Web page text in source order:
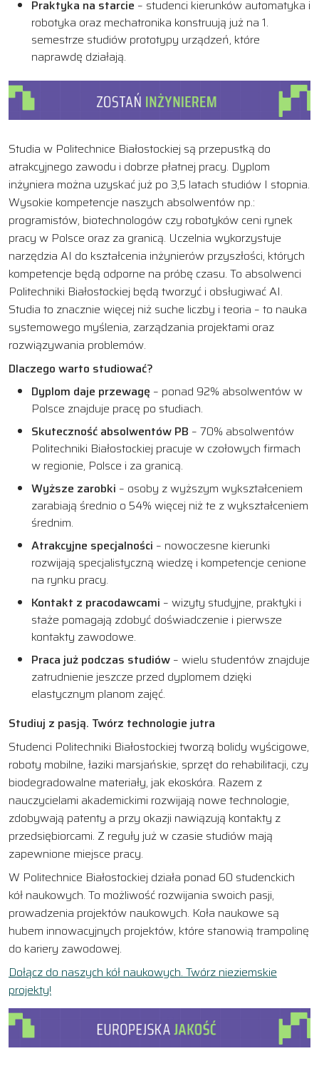
Praktyka na starcie – studenci kierunków automatyka i
robotyka oraz mechatronika konstruują już na 1.
semestrze studiów prototypy urządzeń, które
naprawdę działają.
Studia w Politechnice Białostockiej są przepustką do
atrakcyjnego zawodu i dobrze płatnej pracy. Dyplom
inżyniera można uzyskać już po 3,5 latach studiów I stopnia.
Wysokie kompetencje naszych absolwentów np.:
programistów, biotechnologów czy robotyków ceni rynek
pracy w Polsce oraz za granicą. Uczelnia wykorzystuje
narzędzia AI do kształcenia inżynierów przyszłości, których
kompetencje będą odporne na próbę czasu. To absolwenci
Politechniki Białostockiej będą tworzyć i obsługiwać AI.
Studia to znacznie więcej niż suche liczby i teoria – to nauka
systemowego myślenia, zarządzania projektami oraz
rozwiązywania problemów.
Dlaczego warto studiować?
Dyplom daje przewagę – ponad 92% absolwentów w
Polsce znajduje pracę po studiach.
Skuteczność absolwentów PB – 70% absolwentów
Politechniki Białostockiej pracuje w czołowych firmach
w regionie, Polsce i za granicą.
Wyższe zarobki – osoby z wyższym wykształceniem
zarabiają średnio o 54% więcej niż te z wykształceniem
średnim.
Atrakcyjne specjalności – nowoczesne kierunki
rozwijają specjalistyczną wiedzę i kompetencje cenione
na rynku pracy.
Kontakt z pracodawcami – wizyty studyjne, praktyki i
staże pomagają zdobyć doświadczenie i pierwsze
kontakty zawodowe.
Praca już podczas studiów – wielu studentów znajduje
zatrudnienie jeszcze przed dyplomem dzięki
elastycznym planom zajęć.
Studiuj z pasją. Twórz technologie jutra
Studenci Politechniki Białostockiej tworzą bolidy wyścigowe,
roboty mobilne, łaziki marsjańskie, sprzęt do rehabilitacji, czy
biodegradowalne materiały, jak ekoskóra. Razem z
nauczycielami akademickimi rozwijają nowe technologie,
zdobywają patenty a przy okazji nawiązują kontakty z
przedsiębiorcami. Z reguły już w czasie studiów mają
zapewnione miejsce pracy.
W Politechnice Białostockiej działa ponad 60 studenckich
kół naukowych. To możliwość rozwijania swoich pasji,
prowadzenia projektów naukowych. Koła naukowe są
hubem innowacyjnych projektów, które stanowią trampolinę
do kariery zawodowej.
Dołącz do naszych kół naukowych. Twórz nieziemskie
projekty!